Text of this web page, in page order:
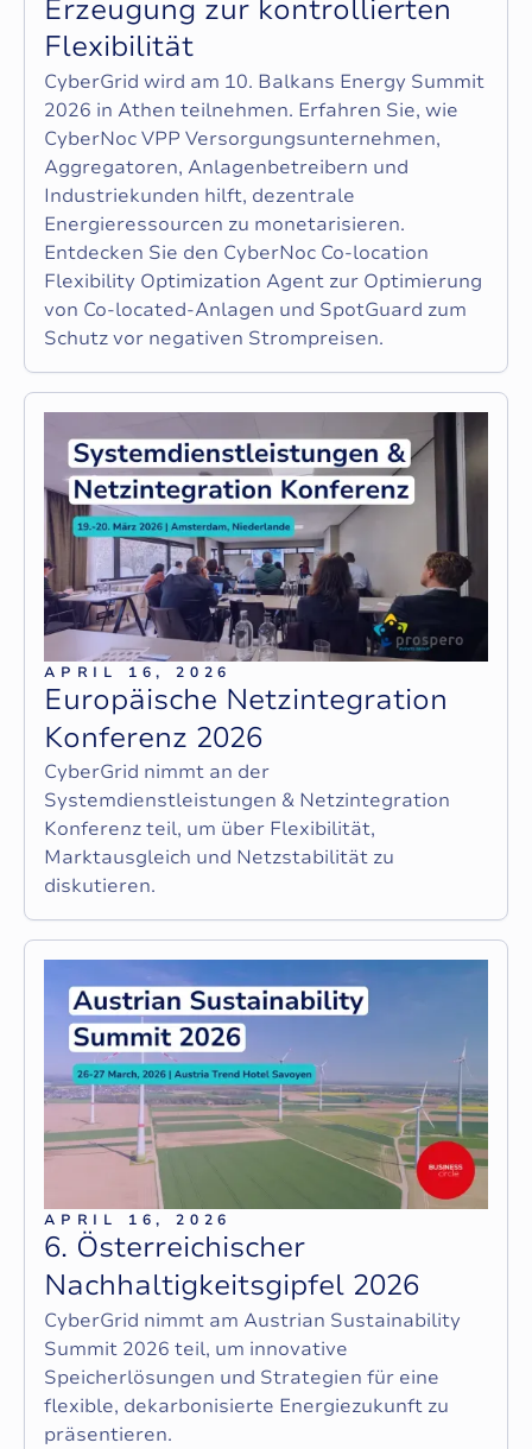
Erzeugung zur kontrollierten
Flexibilität
CyberGrid wird am 10. Balkans Energy Summit
2026 in Athen teilnehmen. Erfahren Sie, wie
CyberNoc VPP Versorgungsunternehmen,
Aggregatoren, Anlagenbetreibern und
Industriekunden hilft, dezentrale
Energieressourcen zu monetarisieren.
Entdecken Sie den CyberNoc Co-location
Flexibility Optimization Agent zur Optimierung
von Co-located-Anlagen und SpotGuard zum
Schutz vor negativen Strompreisen.
APRIL 16, 2026
Europäische Netzintegration
Konferenz 2026
CyberGrid nimmt an der
Systemdienstleistungen & Netzintegration
Konferenz teil, um über Flexibilität,
Marktausgleich und Netzstabilität zu
diskutieren.
APRIL 16, 2026
6. Österreichischer
Nachhaltigkeitsgipfel 2026
CyberGrid nimmt am Austrian Sustainability
Summit 2026 teil, um innovative
Speicherlösungen und Strategien für eine
flexible, dekarbonisierte Energiezukunft zu
präsentieren.